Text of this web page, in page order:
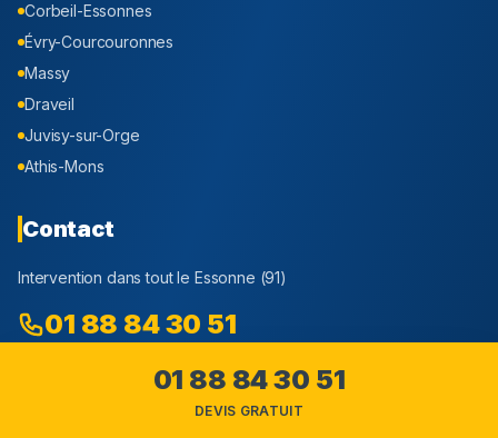
Corbeil-Essonnes
Évry-Courcouronnes
Massy
Draveil
Juvisy-sur-Orge
Athis-Mons
Contact
Intervention dans tout le Essonne (91)
01 88 84 30 51
Appel et devis Gratuit01 88 84 30 51
DEVIS GRATUIT